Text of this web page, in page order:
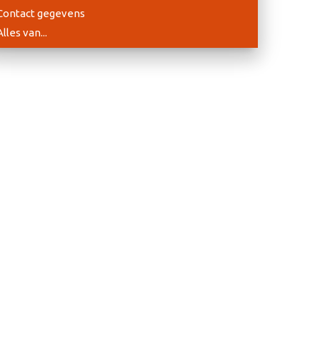
gegevens
van...